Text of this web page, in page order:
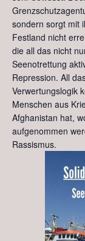
sondern sorgt mit
Festland nicht
die all das nicht
Seenotrettung
Repression. All
Verwertungslogik
Menschen aus
Afghanistan hat,
aufgenommen
Rassismus.